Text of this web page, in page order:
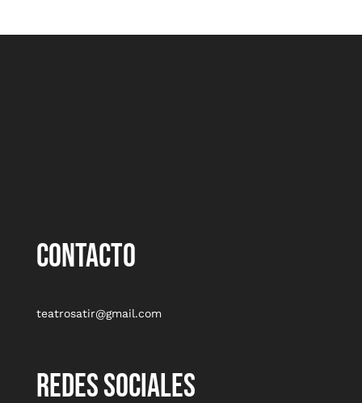
CONTACTO
teatrosatir@gmail.com
REDES SOCIALES